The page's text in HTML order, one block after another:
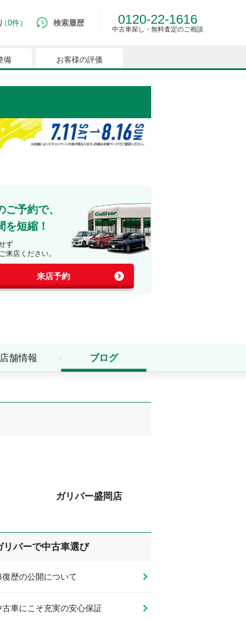
0件
はございません。
単に比較ができるようになります。
してください。
検索履歴 0120-22-1616
中古車探し・無料査定のご相談
備 お客様の評価
ご予約で、
を短縮！
ず
来店ください。
来店予約
店舗情報 ブログ
ガリバー盛岡店
リバーで中古車選び
復歴の公開について
古車にこそ充実の安心保証